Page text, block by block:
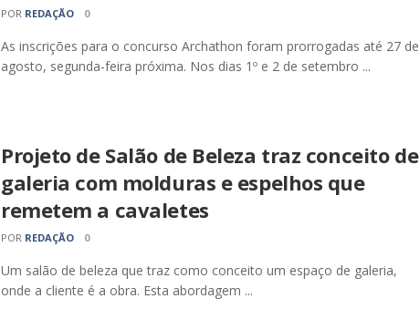
POR REDAÇÃO 0
As inscrições para o concurso Archathon foram prorrogadas até 27 de
agosto, segunda-feira próxima. Nos dias 1º e 2 de setembro ...
Projeto de Salão de Beleza traz conceito de
galeria com molduras e espelhos que
remetem a cavaletes
POR REDAÇÃO 0
Um salão de beleza que traz como conceito um espaço de galeria,
onde a cliente é a obra. Esta abordagem ...